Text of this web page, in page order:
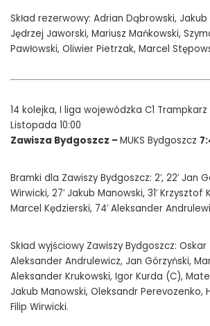
Skład rezerwowy: Adrian Dąbrowski,
Jędrzej Jaworski, Mariusz Mańkowski,
Pawłowski, Oliwier Pietrzak, Marcel
14 kolejka, I liga wojewódzka C1 Trampkarz
Listopada 10:00
Zawisza Bydgoszcz – MUKS Bydgoszcz
Bramki dla Zawiszy Bydgoszcz: 2′, 22′ Jan
Wirwicki, 27′ Jakub Manowski, 31′ Krzysztof
Marcel Kędzierski, 74′ Aleksander
Skład wyjściowy Zawiszy Bydgoszcz:
Aleksander Andrulewicz, Jan Górzyński,
Aleksander Krukowski, Igor Kurda (C),
Jakub Manowski, Oleksandr Perevozenko,
Filip Wirwicki.